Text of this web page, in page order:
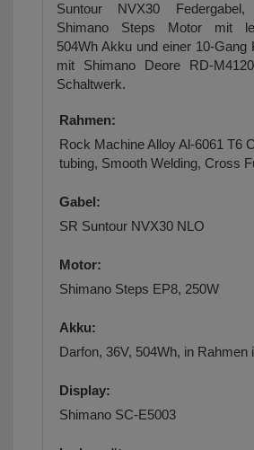
Suntour NVX30
Shimano Steps Motor mit
504Wh Akku und einer 10-Gang
mit Shimano Deore RD-
Schaltwerk.
Rahmen:
Rock Machine Alloy Al-6061 T6
tubing, Smooth Welding, Cross
Gabel:
SR Suntour NVX30 NLO
Motor:
Shimano Steps EP8, 250W
Akku:
Darfon, 36V, 504Wh, in Rahmen
Display:
Shimano SC-E5003